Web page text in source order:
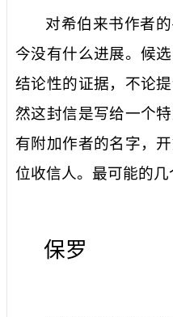
对希伯来书作者
今没有什么进展。候
结论性的证据，不论
然这封信是写给一个
有附加作者的名字，
位收信人。最可能的几
保罗